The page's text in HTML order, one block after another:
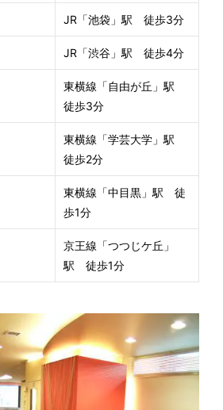
JR「池袋」駅 徒歩3分
JR「渋谷」駅 徒歩4分
東横線「自由が丘」駅
徒歩3分
東横線「学芸大学」駅
徒歩2分
東横線「中目黒」駅 徒
歩1分
京王線「つつじケ丘」
駅 徒歩1分